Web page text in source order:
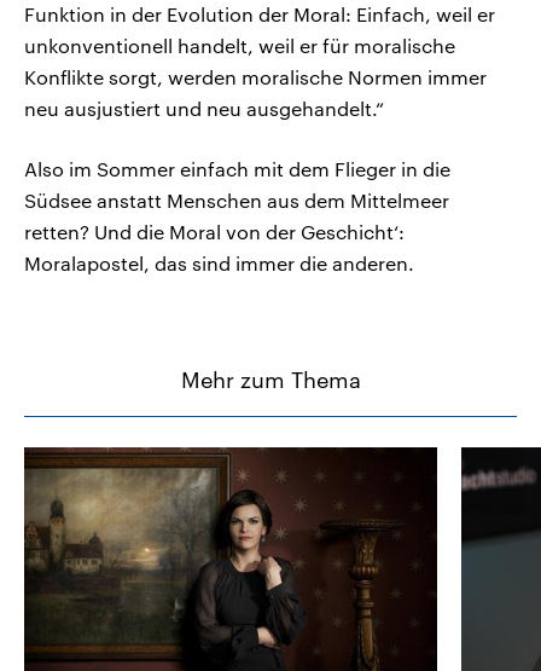
Funktion in der Evolution der Moral: Einfach, weil er
unkonventionell handelt, weil er für moralische
Konflikte sorgt, werden moralische Normen immer
neu ausjustiert und neu ausgehandelt.“
Also im Sommer einfach mit dem Flieger in die
Südsee anstatt Menschen aus dem Mittelmeer
retten? Und die Moral von der Geschicht‘:
Moralapostel, das sind immer die anderen.
Mehr zum Thema